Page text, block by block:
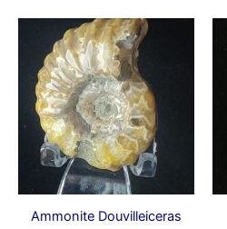
Ammonite Douvilleiceras